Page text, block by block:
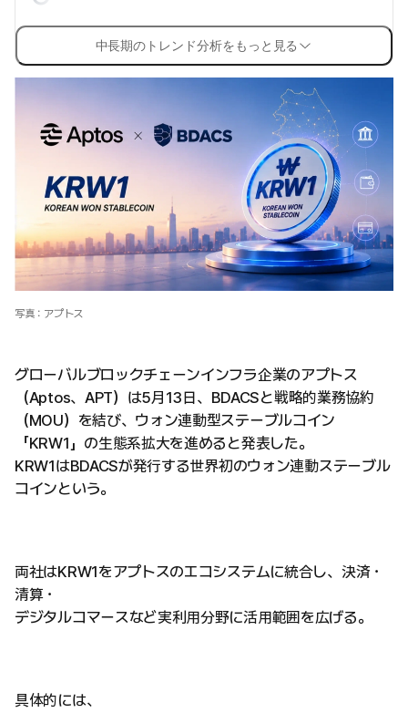
中長期のトレンド分析をもっと見る
写真：アプトス
グローバルブロックチェーンインフラ企業のアプトス
（Aptos、APT）は5月13日、BDACSと戦略的業務協約
（MOU）を結び、ウォン連動型ステーブルコイン
「KRW1」の生態系拡大を進めると発表した。
KRW1はBDACSが発行する世界初のウォン連動ステーブル
コインという。
両社はKRW1をアプトスのエコシステムに統合し、決済・
清算・
デジタルコマースなど実利用分野に活用範囲を広げる。
具体的には、